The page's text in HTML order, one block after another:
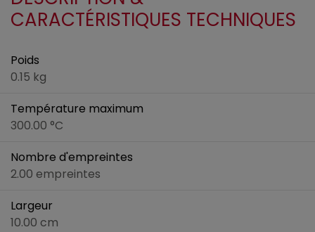
CARACTÉRISTIQUES TECHNIQUES
Poids
0.15 kg
Température maximum
300.00 °C
Nombre d'empreintes
2.00 empreintes
Largeur
10.00 cm